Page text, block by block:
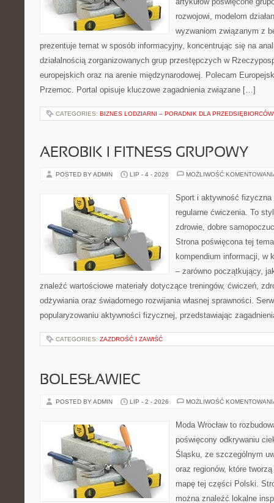
rozwojowi, modelom
wyzwaniom związanym z
prezentuje temat w sposób informacyjny, koncentrując się na
działalnością zorganizowanych grup przestępczych w
europejskich oraz na arenie międzynarodowej. Polecam
Przemoc. Portal opisuje kluczowe zagadnienia związane […]
CATEGORIES: BIZNES LODZIARNI – PORADNIK DLA PRZEDSIĘBIORCÓW
AEROBIK I FITNESS GRUPOWY
POSTED BY ADMIN LIP - 4 - 2026 MOŻLIWOŚĆ
Sport i aktywność
regularne ćwiczenia. To
zdrowie, dobre
Strona poświęcona tej
kompendium informacji, w
– zarówno początkujący,
znaleźć wartościowe materiały dotyczące treningów, ćwiczeń,
odżywiania oraz świadomego rozwijania własnej sprawności.
popularyzowaniu aktywności fizycznej, przedstawiając
CATEGORIES: ZAZDROŚĆ I ZAWIŚĆ
BOLESŁAWIEC
POSTED BY ADMIN LIP - 2 - 2026 MOŻLIWOŚĆ
Moda Wrocław to
poświęcony odkrywaniu
Śląsku, ze szczególnym
oraz regionów, które
mapę tej części Polski.
można znaleźć lokalne